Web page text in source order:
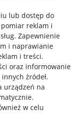
lub dostęp do
reklam i
. Zapewnienie
i naprawianie
i treści.
oraz informowanie
źródeł.
urządzeń na
.
w celu